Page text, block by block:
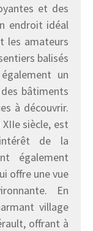
et des
endroit idéal
les amateurs
balisés
un
bâtiments
à découvrir.
siècle, est
de la
également
offre une vue
En
village
offrant à